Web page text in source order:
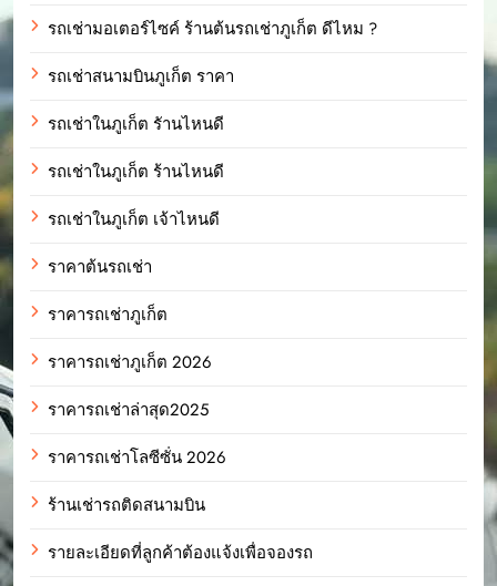
รถเช่ามอเตอร์ไซค์ ร้านต้นรถเช่าภูเก็ต ดีไหม ?
รถเช่าสนามบินภูเก็ต ราคา
รถเช่าในภูเก็ต รัานไหนดี
รถเช่าในภูเก็ต ร้านไหนดี
รถเช่าในภูเก็ต เจ้าไหนดี
ราคาต้นรถเช่า
ราคารถเช่าภูเก็ต
ราคารถเช่าภูเก็ต 2026
ราคารถเช่าล่าสุด2025
ราคารถเช่าโลซีซั่น 2026
ร้านเช่ารถติดสนามบิน
รายละเอียดที่ลูกค้าต้องแจ้งเพื่อจองรถ